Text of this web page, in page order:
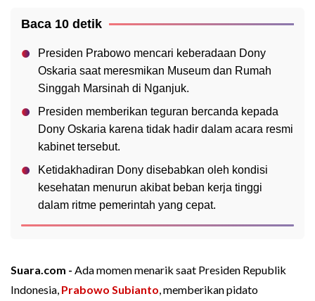
Baca 10 detik
Presiden Prabowo mencari keberadaan Dony
Oskaria saat meresmikan Museum dan Rumah
Singgah Marsinah di Nganjuk.
Presiden memberikan teguran bercanda kepada
Dony Oskaria karena tidak hadir dalam acara resmi
kabinet tersebut.
Ketidakhadiran Dony disebabkan oleh kondisi
kesehatan menurun akibat beban kerja tinggi
dalam ritme pemerintah yang cepat.
Suara.com - Ada momen menarik saat Presiden Republik
Indonesia, Prabowo Subianto, memberikan pidato